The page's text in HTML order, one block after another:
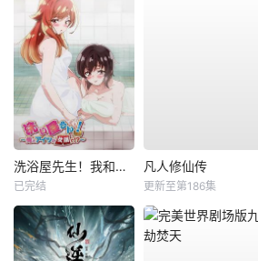
洗浴屋先生！我和那家伙在女浴池！？
已完结
凡人修仙传
更新至第186集